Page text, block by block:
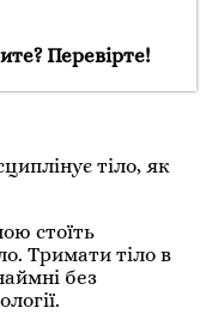
Перевірте!
тіло, як
стоїть
Тримати тіло в
без